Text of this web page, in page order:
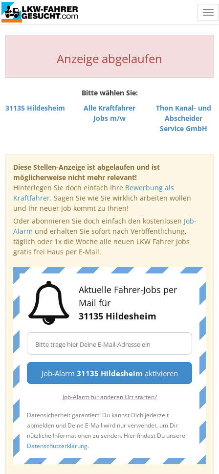
Anzeige abgelaufen
Bitte wählen Sie:
31135 Hildesheim
Alle Kraftfahrer
Jobs m/w
Thon Kanal- und
Abscheider
Service GmbH
Diese Stellen-Anzeige ist abgelaufen und ist
möglicherweise nicht mehr relevant!
Hinterlegen Sie doch einfach Ihre Bewerbung als
Kraftfahrer. Sagen Sie wie Sie wirklich arbeiten wollen
und Ihr neuer Job kommt zu Ihnen!
Oder abonnieren Sie doch einfach den kostenlosen Job-
Alarm und erhalten Sie sofort nach Veröffentlichung,
täglich oder 1x die Woche alle neuen LKW Fahrer Jobs
gratis frei Haus per E-Mail.
Aktuelle Fahrer-Jobs per
Mail für
31135 Hildesheim
Job-Alarm 31135 Hildesheim aktivieren
Job-Alarm für anderen Ort starten?
Datensicherheit garantiert! Du kannst Dich jederzeit
abmelden und Deine E-Mail wird nur verwendet, um Dir
nützliche Informationen zu senden. Hier findest Du unsere
Datenschutzerklärung.